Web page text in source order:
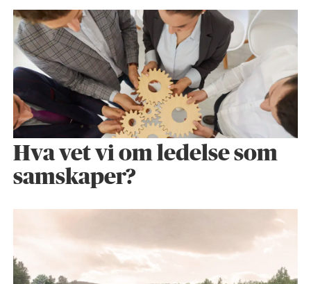
Hva vet vi om ledelse som
samskaper?